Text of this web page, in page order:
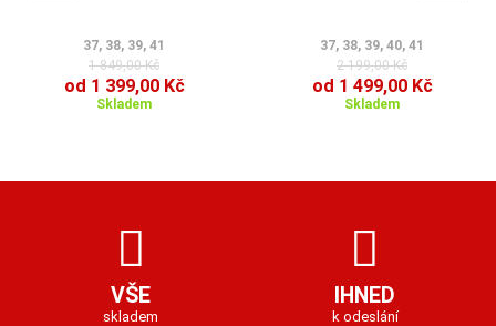
37, 38, 39, 41
1 849,00 Kč
od 1 399,00 Kč
Skladem
37, 38, 39, 40, 41
2 199,00 Kč
od 1 499,00 Kč
Skladem
VŠE
skladem
IHNED
k odeslání